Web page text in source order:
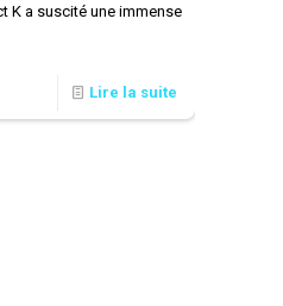
K a suscité une immense
Lire la suite